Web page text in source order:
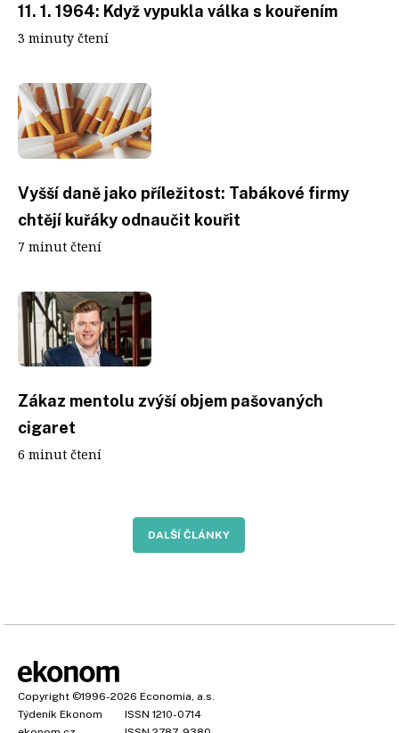
11. 1. 1964: Když vypukla válka s kouřením
3 minuty čtení
Vyšší daně jako příležitost: Tabákové firmy
chtějí kuřáky odnaučit kouřit
7 minut čtení
Zákaz mentolu zvýší objem pašovaných
cigaret
6 minut čtení
DALŠÍ ČLÁNKY
Copyright ©1996-2026 Economia, a.s.
Týdeník Ekonom
ISSN 1210-0714